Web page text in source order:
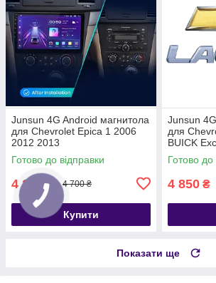
Junsun 4G Android магнитола
для Chevrolet Epica 1 2006
2012 2013
Готово до відправки
4 230 ₴ 4 700 ₴
Купити
Junsun
для
BUICK
Готово до
4 850 ₴
Показати ще